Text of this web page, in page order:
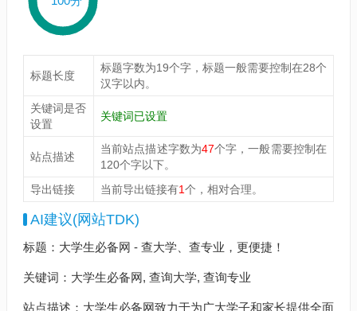
标题长度
标题字数为19个字，标题一般需要控制在28个
汉字以内。
关键词是否
设置
关键词已设置
站点描述
当前站点描述字数为47个字，一般需要控制在
120个字以下。
导出链接
当前导出链接有1个，相对合理。
AI建议(网站TDK)
标题：大学生必备网 - 查大学、查专业，更便捷！
关键词：大学生必备网, 查询大学, 查询专业
站点描述：大学生必备网致力于为广大学子和家长提供全面